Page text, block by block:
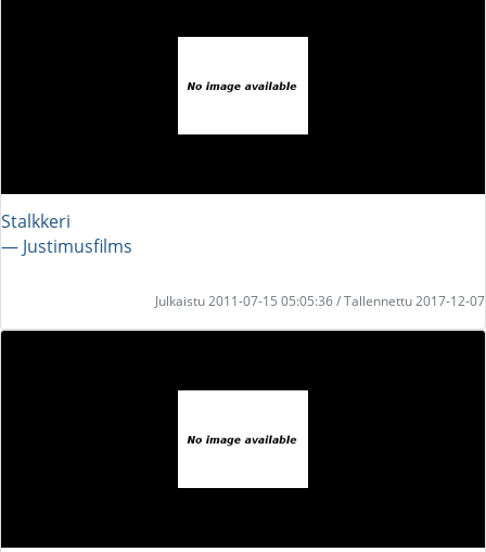
Stalkkeri
― Justimusfilms
Julkaistu 2011-07-15 05:05:36 / Tallennettu 2017-12-07